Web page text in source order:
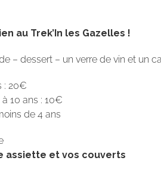
au Trek’In les Gazelles !
– dessert – un verre de vin et un
: 20€
10 ans : 10€
de 4 ans
assiette et vos couverts